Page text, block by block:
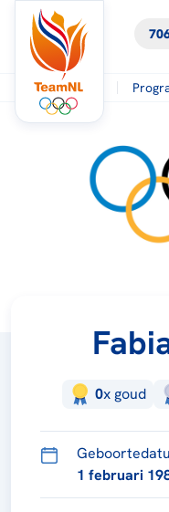
0x goud
1 februari